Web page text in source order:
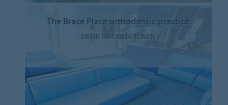
The Brace Place orthodontic practice
MEHR INFORMATIONEN